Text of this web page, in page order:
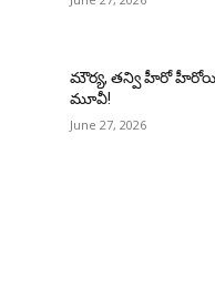
మౌర్య‌, త‌న్వి హీరో
మూవీ!
June 27, 2026